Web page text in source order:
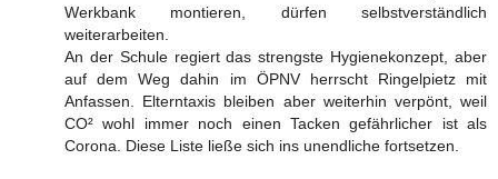
Werkbank montieren, dürfen selbstverständlich
weiterarbeiten.
An der Schule regiert das strengste Hygienekonzept, aber
auf dem Weg dahin im ÖPNV herrscht Ringelpietz mit
Anfassen. Elterntaxis bleiben aber weiterhin verpönt, weil
CO² wohl immer noch einen Tacken gefährlicher ist als
Corona. Diese Liste ließe sich ins unendliche fortsetzen.